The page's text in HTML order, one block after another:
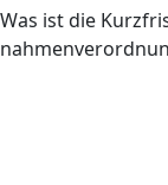
Was ist die